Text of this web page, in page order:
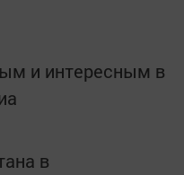
и интересным в
в